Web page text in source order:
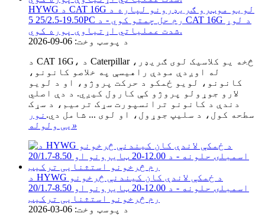
HYWG د CAT 16G لویو موټرو ګریډرونو لپاره د
19.50-25/2.5 5PC رم حل چمتو کوي - د CAT 16G د لوړ
شدت عملیاتي اړتیاوې پوره کوي.
د پوسټ وخت: 06-09-2026
د CAT 16G، د Caterpillar څخه یو کلاسیک لوی ګریډر،
له اوږدې مودې راهیسې په خلاصو کانونو،
کانونو، لویو ځمکو د حرکت پروژو، او د لویو
لارو جوړولو پروژو کې کارول کیږي. د دې اصلي
دندې د کانونو ترانسپورت سړک ترمیم، د سړک
سطحه کول، د سلیپ جوړول، او لوی ... شامل دي. نور
یی ولوله »
د HYWG د ځمکې لاندې کان کیندنې څرخونو
اسمبلۍ حلونه - د 12.00-20 ټایرونو او 8.50-20/1.7
رم څرخونو استثنایی ترکیب
د پوسټ وخت: 06-03-2026